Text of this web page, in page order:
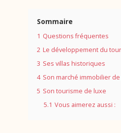
Sommaire
1 Questions fréquentes
2 Le développement du
3 Ses villas historiques
4 Son marché immobilier
5 Son tourisme de luxe
5.1 Vous aimerez aussi :